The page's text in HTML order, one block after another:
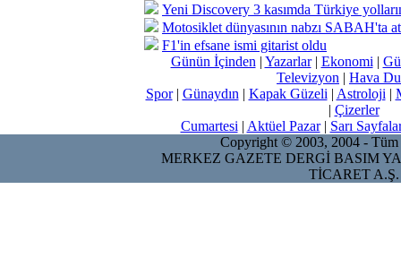
Yeni Discovery 3 kasımda Türkiye
Motosiklet dünyasının nabzı SABAH'ta
F1'in efsane ismi gitarist oldu
Günün İçinden | Yazarlar| Ekonomi |
Televizyon | Hava
Spor| Günaydın | Kapak Güzeli | Astroloji |
| Çizerler
Cumartesi | Aktüel Pazar| Sarı
Copyright © 2003, 2004 - Tüm
MERKEZ GAZETE DERGİ BASIM
TİCARET A.Ş.